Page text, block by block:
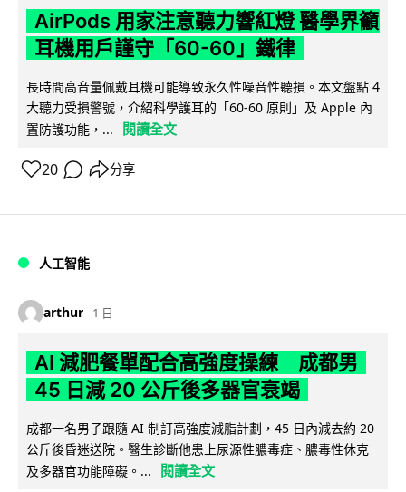
AirPods 用家注意聽力響紅燈 醫學界籲
耳機用戶謹守「60-60」鐵律
長時間高音量佩戴耳機可能導致永久性噪音性聽損。本文盤點 4
大聽力受損警號，介紹科學護耳的「60-60 原則」及 Apple 內
置防護功能，...
閱讀全文
20 分享
人工智能
arthur 1 日
AI 減肥餐單配合高強度操練 成都男
45 日減 20 公斤後多器官衰竭
成都一名男子跟隨 AI 制訂高強度減脂計劃，45 日內減去約 20
公斤後昏迷送院。醫生診斷他患上尿源性膿毒症、膿毒性休克
及多器官功能障礙。...
閱讀全文